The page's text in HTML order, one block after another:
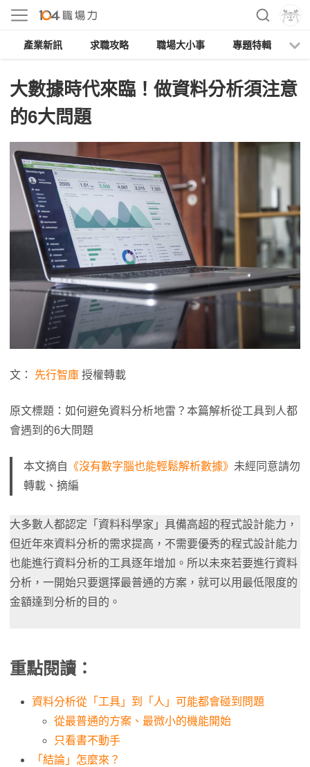
產業新訊 求職攻略 職場大小事 專題特輯
大數據時代來臨！做資料分析須注意
的6大問題
文： 先行智庫 授權轉載
原文標題：如何避免資料分析地雷？本篇解析從工具到人都
會遇到的6大問題
本文摘自 《沒有數字腦也能輕鬆解析數據》 未經同意請勿
轉載、摘編
大多數人都認定「資料科學家」具備高超的程式設計能力，
但近年來資料分析的需求提高，不需要優秀的程式設計能力
也能進行資料分析的工具逐年增加。所以未來若要進行資料
分析，一開始只要選擇最普通的方案，就可以用最低限度的
金額達到分析的目的。
重點閱讀：
資料分析從「工具」到「人」可能都會碰到問題
從最普通的方案、最微小的機能開始
只看書不動手
「結論」怎麼來？